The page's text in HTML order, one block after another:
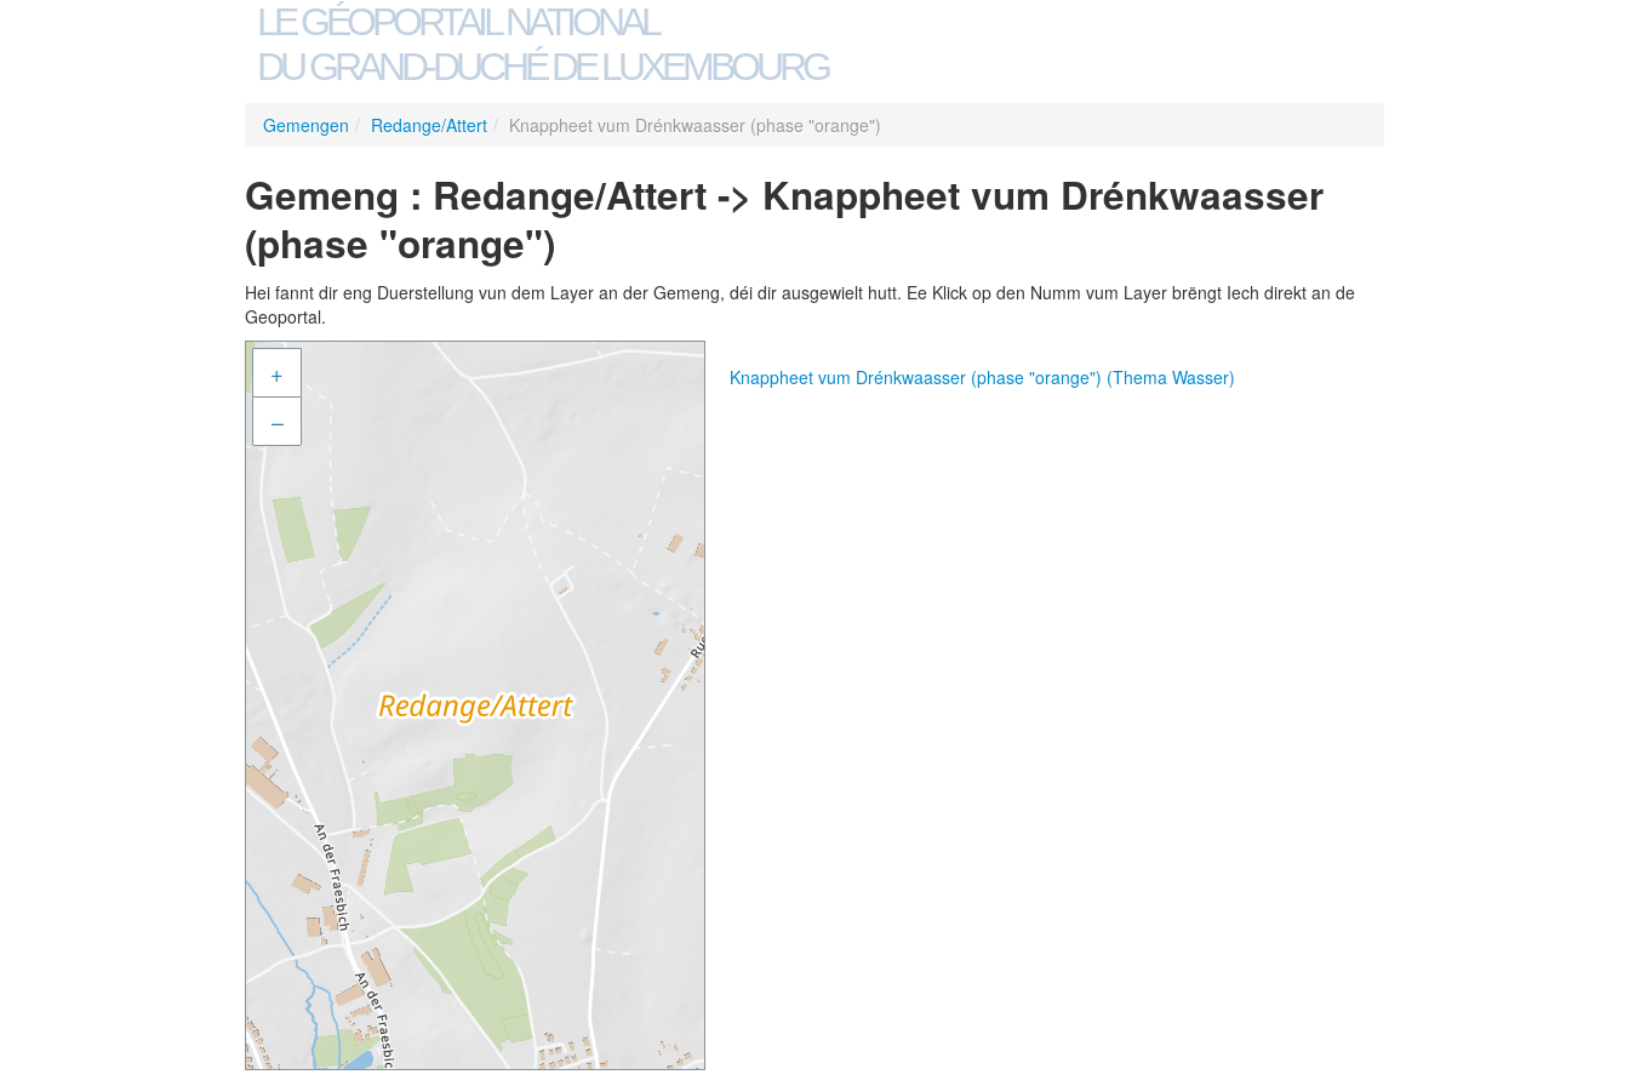
LE GÉOPORTAIL NATIONAL
DU GRAND-DUCHÉ DE LUXEMBOURG
Gemengen / Redange/Attert / Knappheet vum Drénkwaasser (phase "orange")
Gemeng : Redange/Attert -> Knappheet vum Drénkwaasser
(phase "orange")
Hei fannt dir eng Duerstellung vun dem Layer an der Gemeng, déi dir ausgewielt hutt. Ee Klick op den Numm vum Layer brëngt Iech direkt an de
Geoportal.
+
–
Knappheet vum Drénkwaasser (phase "orange") (Thema Wasser)